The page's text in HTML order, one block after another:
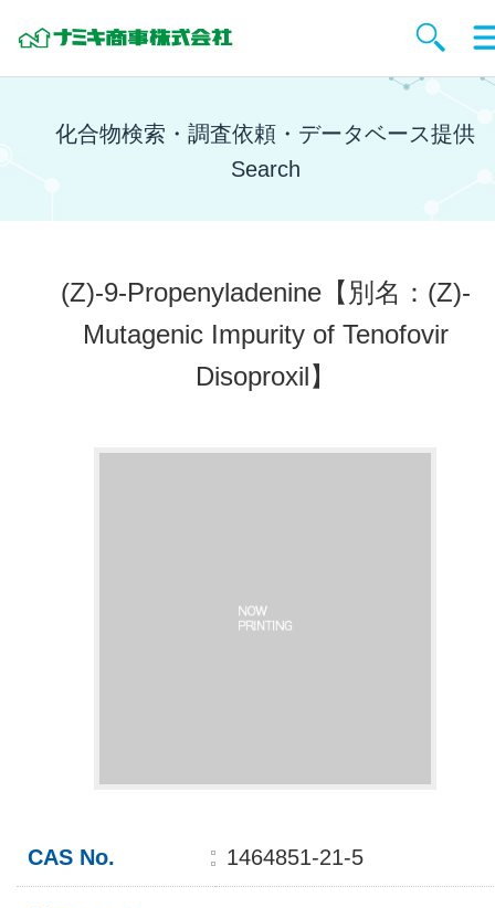
化合物検索・調査依頼・データベース提供
Search
(Z)-9-Propenyladenine【別名：(Z)-
Mutagenic Impurity of Tenofovir
Disoproxil】
CAS No. 1464851-21-5